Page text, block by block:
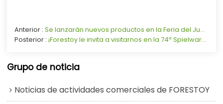
Anterior
Se lanzarán nuevos productos en la Feria del Juguete de Núremberg en Alemania
Posterior
¡Forestoy le invita a visitarnos en la 74ª Spielwarenmesse!
Grupo de noticia
Noticias de actividades comerciales de FORESTOY